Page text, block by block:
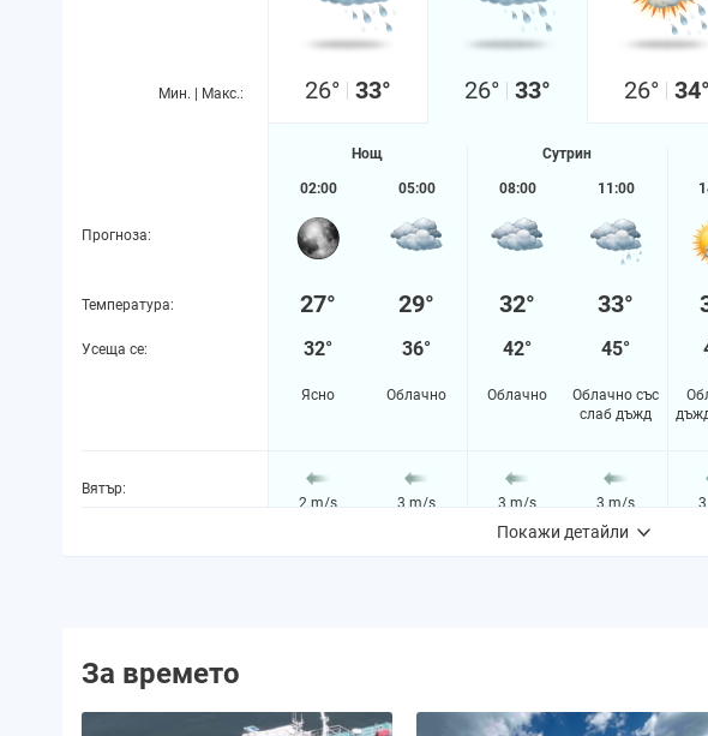
Мин. | Макс.:
Прогноза:
Температура:
Усеща се:
Вятър:
Вероятност за буря:
26° 33° 26° 33° 26° 34°
Нощ
02:00
27°
32°
Ясно
2 m/s
0%
05:00
29°
36°
Облачно
3 m/s
0%
Сутрин
08:00
32°
42°
Облачно
3 m/s
2.02896%
11:00
33°
45°
Облачно със
слаб дъжд
3 m/s
0%
Покажи детайли
За времето